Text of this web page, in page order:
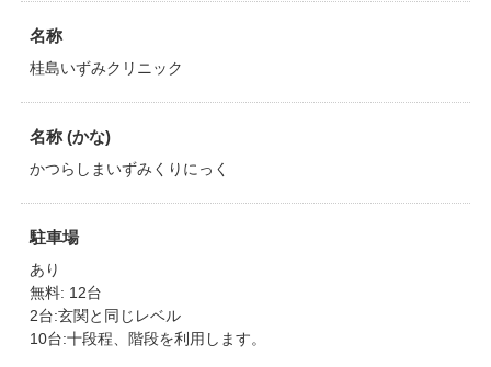
名称
桂島いずみクリニック
名称 (かな)
かつらしまいずみくりにっく
駐車場
あり
無料: 12台
2台:玄関と同じレベル
10台:十段程、階段を利用します。